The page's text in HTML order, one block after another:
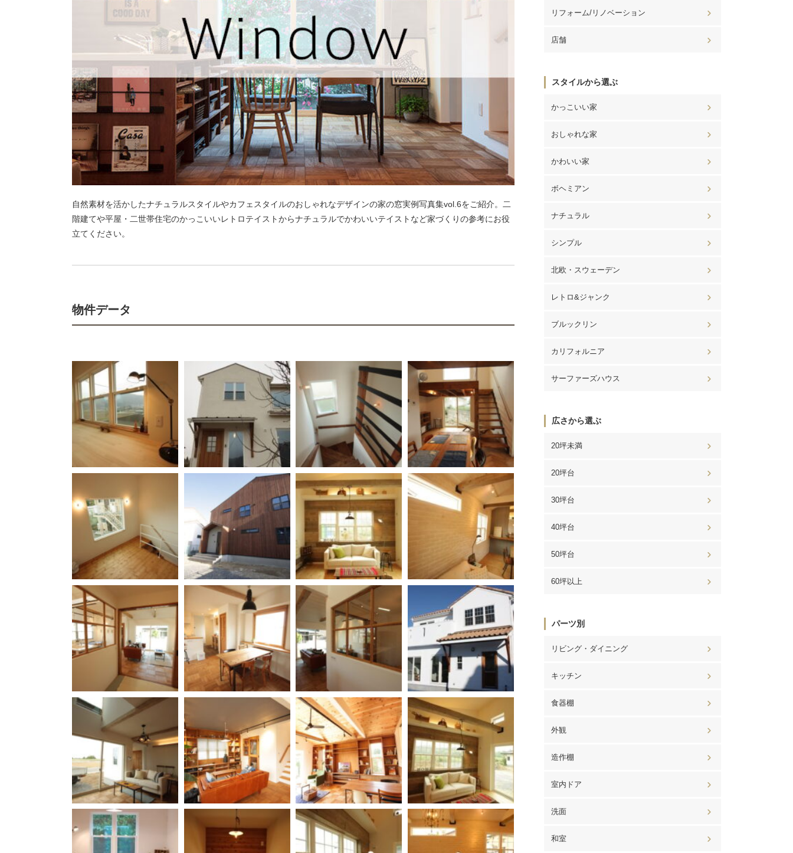
自然素材を活かしたナチュラルスタイルやカフェスタイルのおしゃれなデザインの家の窓実例写真集vol.6をご紹介。二
階建てや平屋・二世帯住宅のかっこいいレトロテイストからナチュラルでかわいいテイストなど家づくりの参考にお役
立てください。
物件データ
リフォーム/リノベーション
店舗
スタイルから選ぶ
かっこいい家
おしゃれな家
かわいい家
ボヘミアン
ナチュラル
シンプル
北欧・スウェーデン
レトロ&ジャンク
ブルックリン
カリフォルニア
サーファーズハウス
広さから選ぶ
20坪未満
20坪台
30坪台
40坪台
50坪台
60坪以上
パーツ別
リビング・ダイニング
キッチン
食器棚
外観
造作棚
室内ドア
洗面
和室